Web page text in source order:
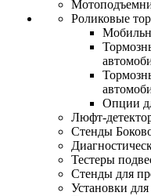
Роликовые
Опции
Люфт-
Стенды
Тестеры
Стенды для
Установки